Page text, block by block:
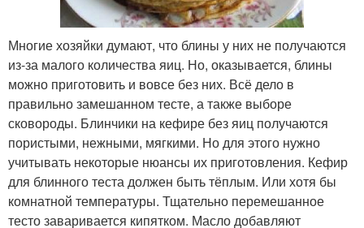
Многие хозяйки думают, что блины у них не получаются
из-за малого количества яиц. Но, оказывается, блины
можно приготовить и вовсе без них. Всё дело в
правильно замешанном тесте, а также выборе
сковороды. Блинчики на кефире без яиц получаются
пористыми, нежными, мягкими. Но для этого нужно
учитывать некоторые нюансы их приготовления. Кефир
для блинного теста должен быть тёплым. Или хотя бы
комнатной температуры. Тщательно перемешанное
тесто заваривается кипятком. Масло добавляют